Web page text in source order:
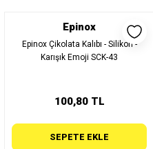
Epinox
Epinox Çikolata Kalıbı - Silikon -
Karışık Emoji SCK-43
100,80 TL
SEPETE EKLE